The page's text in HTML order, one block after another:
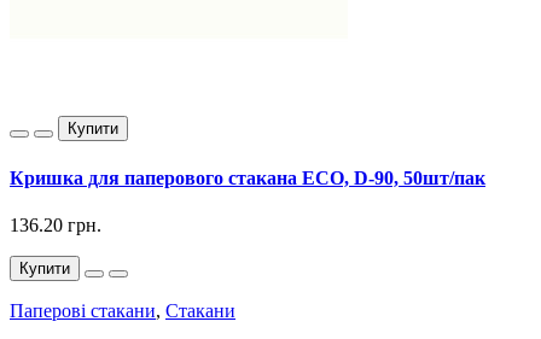
Купити
Кришка для паперового стакана ЕСО, D-90, 50шт/пак
136.20 грн.
Купити
Паперові стакани, Стакани